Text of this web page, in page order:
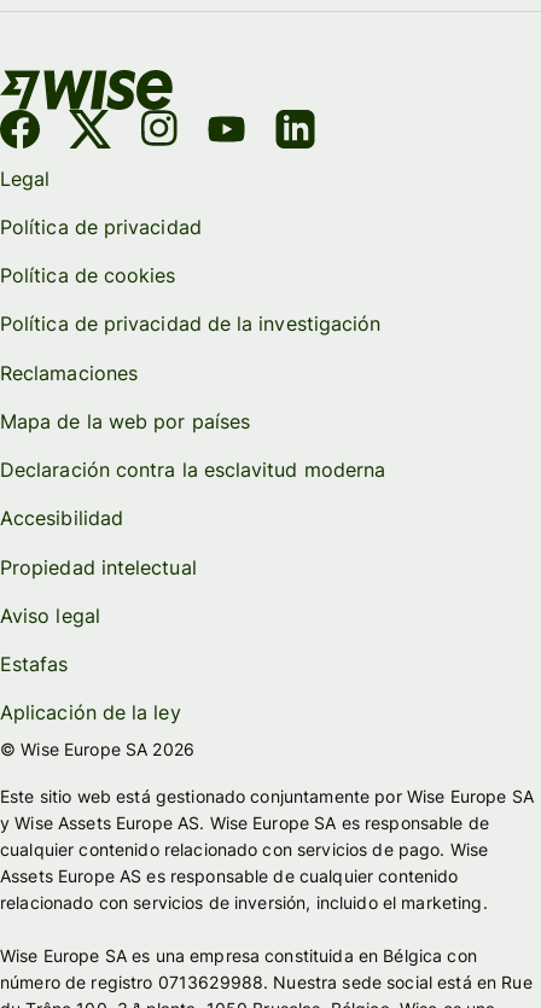
Legal
Política de privacidad
Política de cookies
Política de privacidad de la investigación
Reclamaciones
Mapa de la web por países
Declaración contra la esclavitud moderna
Accesibilidad
Propiedad intelectual
Aviso legal
Estafas
Aplicación de la ley
© Wise Europe SA 2026
Este sitio web está gestionado conjuntamente por Wise Europe SA
y Wise Assets Europe AS. Wise Europe SA es responsable de
cualquier contenido relacionado con servicios de pago. Wise
Assets Europe AS es responsable de cualquier contenido
relacionado con servicios de inversión, incluido el marketing.
Wise Europe SA es una empresa constituida en Bélgica con
número de registro 0713629988. Nuestra sede social está en Rue